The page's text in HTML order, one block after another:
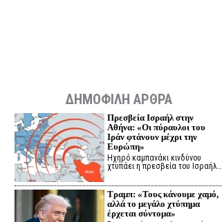
ΔΗΜΟΦΙΛΗ ΑΡΘΡΑ
Πρεσβεία Ισραήλ στην
Αθήνα: «Οι πύραυλοι του
Ιράν φτάνουν μέχρι την
Ευρώπη»
Ηχηρό καμπανάκι κινδύνου
χτυπάει η πρεσβεία του Ισραήλ…
Τραμπ: «Τους κάνουμε χαμό,
αλλά το μεγάλο χτύπημα
έρχεται σύντομα»